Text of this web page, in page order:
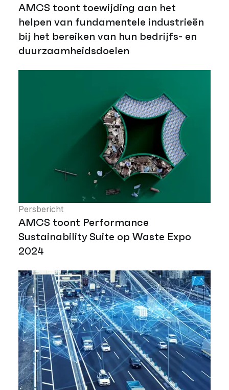
AMCS toont toewijding aan het
helpen van fundamentele industrieën
bij het bereiken van hun bedrijfs- en
duurzaamheidsdoelen
Persbericht
AMCS toont Performance
Sustainability Suite op Waste Expo
2024